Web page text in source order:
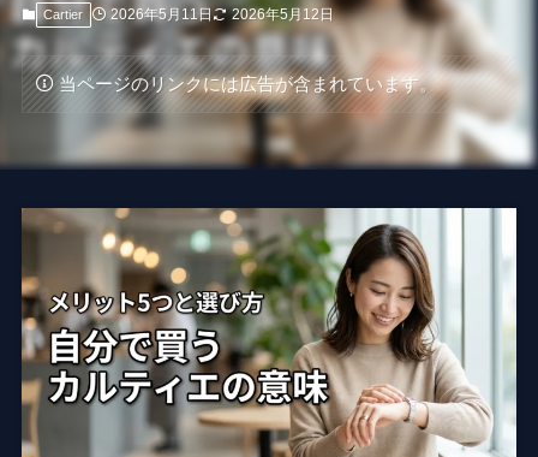
Cartier 2026年5月11日 2026年5月12日
当ページのリンクには広告が含まれています。